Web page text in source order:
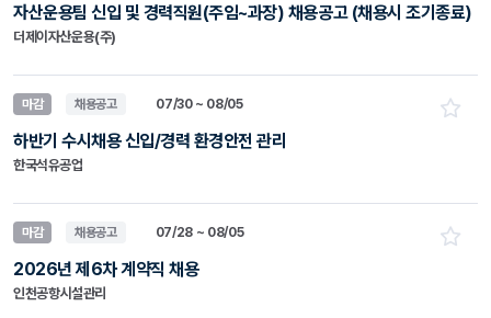
더제이자산운용(주)
자산운용팀 신입 및 경력직원(주임~과장) 채용공고 (채용시 조기종료)
마감 채용공고
한국석유공업
하반기 수시채용 신입/경력 환경안전 관리
07/30 ~ 08/05
마감 채용공고
인천공항시설관리
2026년 제6차 계약직 채용
07/28 ~ 08/05